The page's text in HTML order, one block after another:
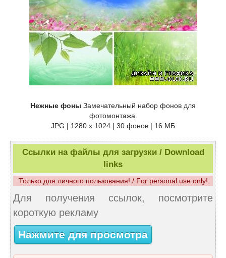
Нежные фоны Замечательный набор фонов для
фотомонтажа.
JPG | 1280 x 1024 | 30 фонов | 16 МБ
Ссылки на файлы для загрузки / Download
links
Только для личного пользования! / For personal use only!
Для получения ссылок, посмотрите
короткую рекламу
Нажмите для просмотра